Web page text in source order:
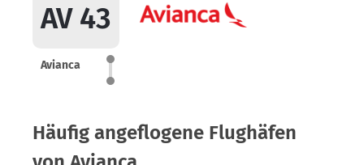
AV 43
Avianca
Häufig angeflogene Flughäfen